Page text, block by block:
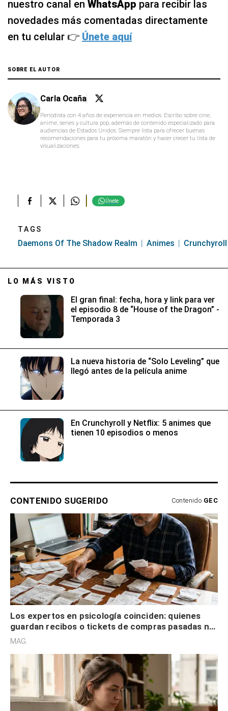
nuestro canal en WhatsApp para recibir las
novedades más comentadas directamente
en tu celular 👉 Únete aquí
SOBRE EL AUTOR
Carla Ocaña
Periodista con 4 años de experiencia en medios. Escribo sobre cine,
anime, series y cultura pop, además de contenido especializado para
audiencias de Estados Unidos. Siempre lista para ofrecer buenas
recomendaciones para tu próxima maratón y hacer crecer tu lista de
visualizaciones.
Únete
TAGS
Daemons Of The Shadow Realm Animes Crunchyroll
LO MÁS VISTO
El gran final: fecha, hora y link para ver
el episodio 8 de “House of the Dragon” -
Temporada 3
La nueva historia de “Solo Leveling” que
llegó antes de la película anime
En Crunchyroll y Netflix: 5 animes que
tienen 10 episodios o menos
CONTENIDO SUGERIDO Contenido GEC
Los expertos en psicología coinciden: quienes
guardan recibos o tickets de compras pasadas no
son acumuladores, sino que tienen necesidad de
MAG.